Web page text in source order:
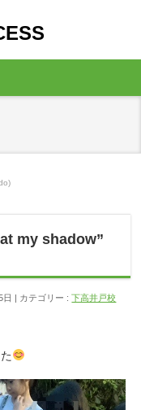
my shadow”
日 カテゴリー :下高井戸校